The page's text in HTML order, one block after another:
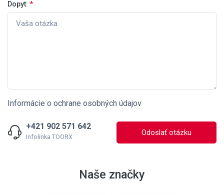
Dopyt: *
Informácie o ochrane osobných údajov
+421 902 571 642
Infolinka TOORX Odoslať otázku
Naše značky